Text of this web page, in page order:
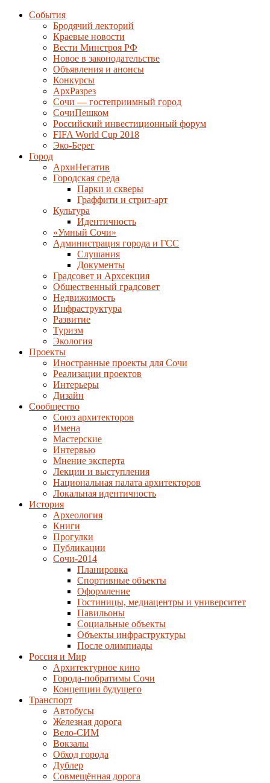
События
Бродячий лекторий
Краевые новости
Вести Минстроя РФ
Новое в законодательстве
Объявления и анонсы
Конкурсы
АрхРазрез
Сочи — гостеприимный город
СочиПешком
Российский инвестиционный форум
FIFA World Cup 2018
Эко-Берег
Город
АрхиНегатив
Городская среда
Парки и скверы
Граффити и стрит-арт
Культура
Идентичность
«Умный Сочи»
Администрация города и ГСС
Слушания
Документы
Градсовет и Архсекция
Общественный градсовет
Недвижимость
Инфраструктура
Развитие
Туризм
Экология
Проекты
Иностранные проекты для Сочи
Реализации проектов
Интерьеры
Дизайн
Сообщество
Союз архитекторов
Имена
Мастерские
Интервью
Мнение эксперта
Лекции и выступления
Национальная палата архитекторов
Локальная идентичность
История
Археология
Книги
Прогулки
Публикации
Сочи-2014
Планировка
Спортивные объекты
Оформление
Гостиницы, медиацентры и университет
Павильоны
Социальные объекты
Объекты инфраструктуры
После олимпиады
Россия и Мир
Архитектурное кино
Города-побратимы Сочи
Концепции будущего
Транспорт
Автобусы
Железная дорога
Вело-СИМ
Вокзалы
Обход города
Дублер
Совмещённая дорога